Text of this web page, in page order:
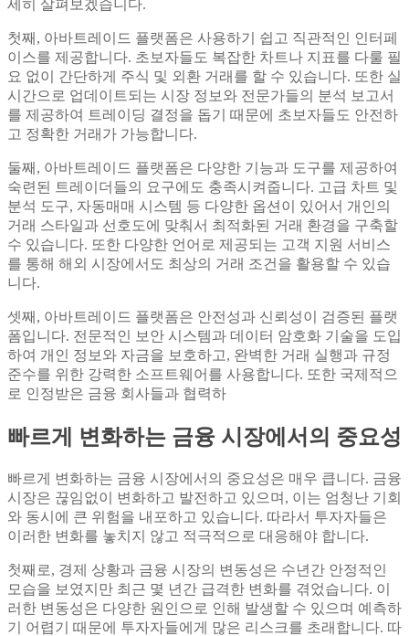
세히 살펴보겠습니다.
첫째, 아바트레이드 플랫폼은 사용하기 쉽고 직관적인 인터페
이스를 제공합니다. 초보자들도 복잡한 차트나 지표를 다룰 필
요 없이 간단하게 주식 및 외환 거래를 할 수 있습니다. 또한 실
시간으로 업데이트되는 시장 정보와 전문가들의 분석 보고서
를 제공하여 트레이딩 결정을 돕기 때문에 초보자들도 안전하
고 정확한 거래가 가능합니다.
둘째, 아바트레이드 플랫폼은 다양한 기능과 도구를 제공하여
숙련된 트레이더들의 요구에도 충족시켜줍니다. 고급 차트 및
분석 도구, 자동매매 시스템 등 다양한 옵션이 있어서 개인의
거래 스타일과 선호도에 맞춰서 최적화된 거래 환경을 구축할
수 있습니다. 또한 다양한 언어로 제공되는 고객 지원 서비스
를 통해 해외 시장에서도 최상의 거래 조건을 활용할 수 있습
니다.
셋째, 아바트레이드 플랫폼은 안전성과 신뢰성이 검증된 플랫
폼입니다. 전문적인 보안 시스템과 데이터 암호화 기술을 도입
하여 개인 정보와 자금을 보호하고, 완벽한 거래 실행과 규정
준수를 위한 강력한 소프트웨어를 사용합니다. 또한 국제적으
로 인정받은 금융 회사들과 협력하
빠르게 변화하는 금융 시장에서의 중요성
빠르게 변화하는 금융 시장에서의 중요성은 매우 큽니다. 금융
시장은 끊임없이 변화하고 발전하고 있으며, 이는 엄청난 기회
와 동시에 큰 위험을 내포하고 있습니다. 따라서 투자자들은
이러한 변화를 놓치지 않고 적극적으로 대응해야 합니다.
첫째로, 경제 상황과 금융 시장의 변동성은 수년간 안정적인
모습을 보였지만 최근 몇 년간 급격한 변화를 겪었습니다. 이
러한 변동성은 다양한 원인으로 인해 발생할 수 있으며 예측하
기 어렵기 때문에 투자자들에게 많은 리스크를 초래합니다. 따